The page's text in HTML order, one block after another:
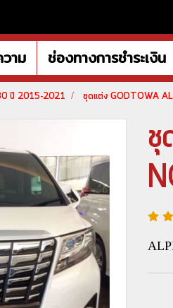
าม ช่องทางการชำระเงิน
ปี 2015-2021 ชุดแต่ง GODTOWA